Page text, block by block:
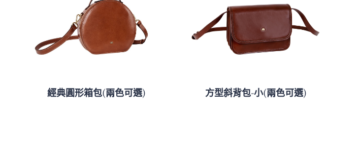
經典圓形箱包(兩色可選) 方型斜背包-小(兩色可選)